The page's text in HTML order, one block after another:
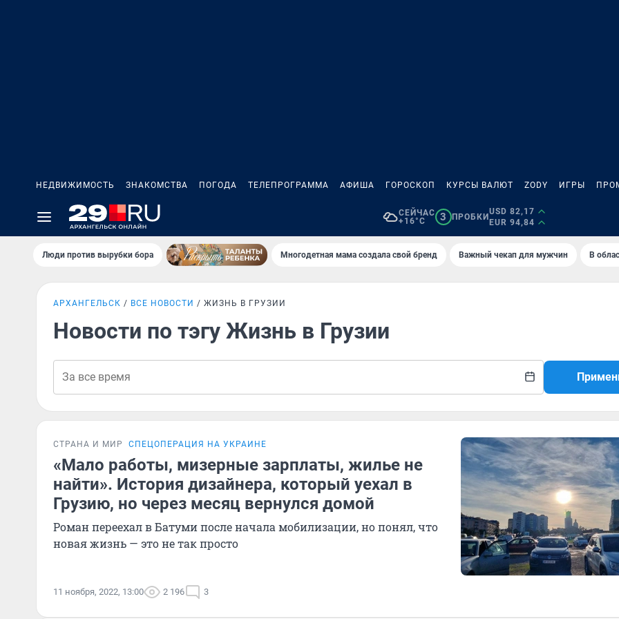
НЕДВИЖИМОСТЬ ЗНАКОМСТВА ПОГОДА ТЕЛЕПРОГРАММА АФИША ГОРОСКОП КУРСЫ ВАЛЮТ ZODY ИГРЫ
СЕЙЧАС
+16°C
3 ПРОБКИ
USD 82,17
EUR 94,84
Люди против вырубки бора Многодетная мама создала свой бренд Важный чекап для мужчин В
АРХАНГЕЛЬСК ВСЕ НОВОСТИ ЖИЗНЬ В ГРУЗИИ
Новости по тэгу Жизнь в Грузии
СТРАНА И МИР СПЕЦОПЕРАЦИЯ НА УКРАИНЕ
«Мало работы, мизерные зарплаты, жилье не
найти». История дизайнера, который уехал в
Грузию, но через месяц вернулся домой
Роман переехал в Батуми после начала мобилизации, но понял, что
новая жизнь — это не так просто
11 ноября, 2022, 13:00 2 196 3